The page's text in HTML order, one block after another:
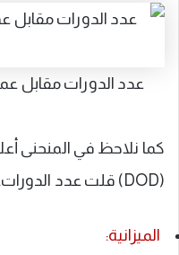
كما نلاحظ في المنحنى
(DOD) قلت عدد الدورات.
الميزانية: